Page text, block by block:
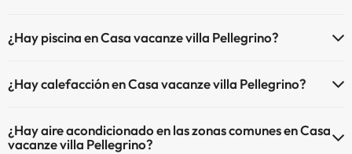
¿Hay piscina en Casa vacanze villa Pellegrino?
ser de pago) Aquí tienes más info sobre la piscina y otras
Piscina al aire libre (temporada de verano)
¿Hay calefacción en Casa vacanze villa Pellegrino?
comunes.
¿Hay aire acondicionado en las zonas comunes en Casa
vacanze villa Pellegrino?